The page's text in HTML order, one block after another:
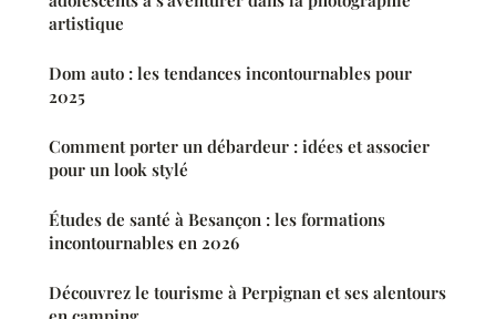
artistique
Dom auto : les tendances incontournables pour
2025
Comment porter un débardeur : idées et associer
pour un look stylé
Études de santé à Besançon : les formations
incontournables en 2026
Découvrez le tourisme à Perpignan et ses alentours